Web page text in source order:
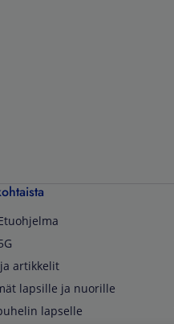
artikkelit
lapsille ja nuorille
lapselle